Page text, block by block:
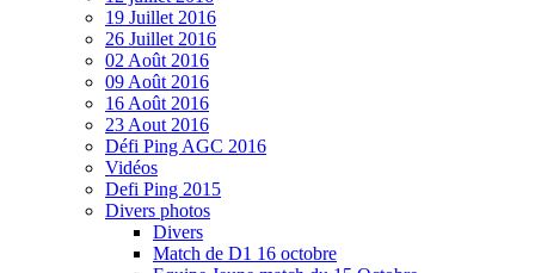
19 Juillet 2016
26 Juillet 2016
02 Août 2016
09 Août 2016
16 Août 2016
23 Aout 2016
Défi Ping AGC 2016
Vidéos
Defi Ping 2015
Divers photos
Divers
Match de D1 16 octobre